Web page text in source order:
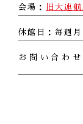
会場： 旧大連
休館日：毎週
お問い合わ